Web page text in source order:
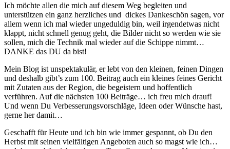
Ich möchte allen die mich auf diesem Weg begleiten und
unterstützen ein ganz herzliches und dickes Dankeschön sagen, vor
allem wenn ich mal wieder ungeduldig bin, weil irgendetwas nicht
klappt, nicht schnell genug geht, die Bilder nicht so werden wie sie
sollen, mich die Technik mal wieder auf die Schippe nimmt…
DANKE das DU da bist!
Mein Blog ist unspektakulär, er lebt von den kleinen, feinen Dingen
und deshalb gibt’s zum 100. Beitrag auch ein kleines feines Gericht
mit Zutaten aus der Region, die begeistern und hoffentlich
verführen. Auf die nächsten 100 Beiträge… ich freu mich drauf!
Und wenn Du Verbesserungsvorschläge, Ideen oder Wünsche hast,
gerne her damit…
Geschafft für Heute und ich bin wie immer gespannt, ob Du den
Herbst mit seinen vielfältigen Angeboten auch so magst wie ich…